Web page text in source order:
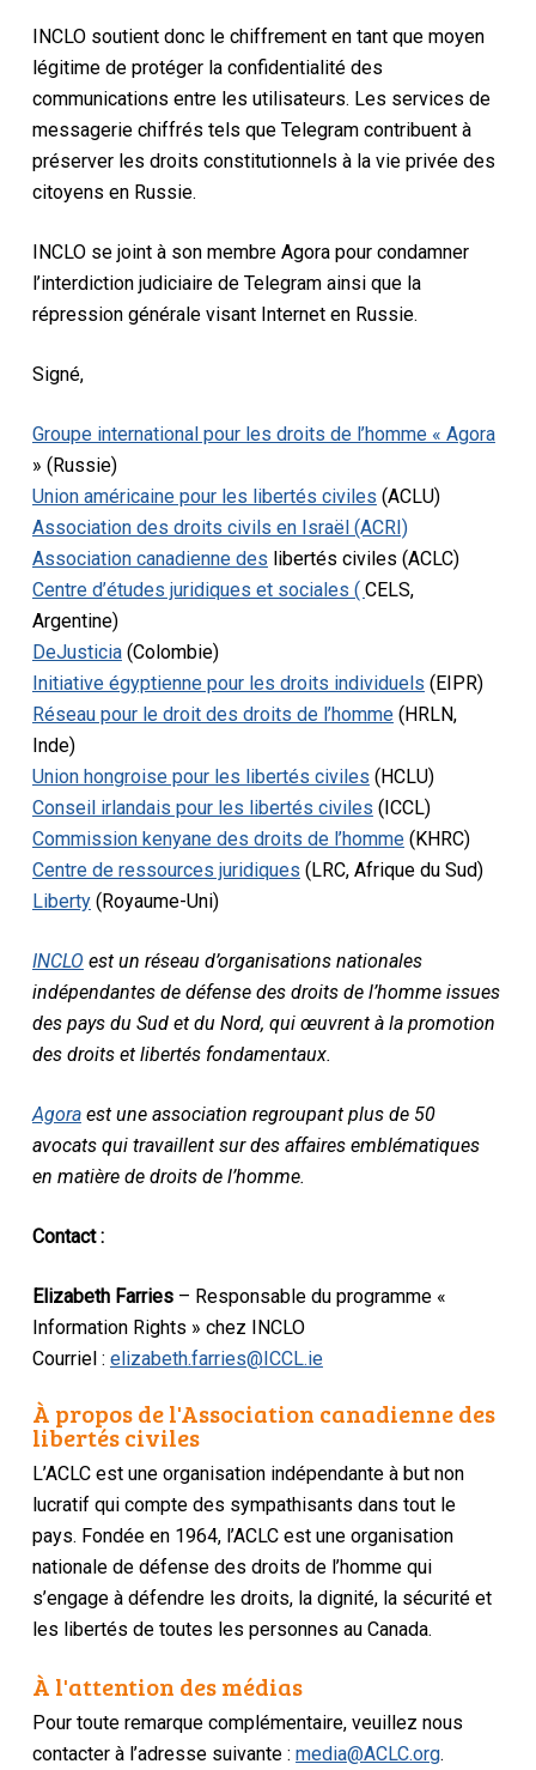
INCLO soutient donc le chiffrement en tant que moyen
légitime de protéger la confidentialité des
communications entre les utilisateurs. Les services de
messagerie chiffrés tels que Telegram contribuent à
préserver les droits constitutionnels à la vie privée des
citoyens en Russie.
INCLO se joint à son membre Agora pour condamner
l’interdiction judiciaire de Telegram ainsi que la
répression générale visant Internet en Russie.
Signé,
Groupe international pour les droits de l’homme « Agora
» (Russie)
Union américaine pour les libertés civiles (ACLU)
Association des droits civils en Israël (ACRI)
Association canadienne des libertés civiles (ACLC)
Centre d’études juridiques et sociales ( CELS,
Argentine)
DeJusticia(Colombie)
Initiative égyptienne pour les droits individuels (EIPR)
Réseau pour le droit des droits de l’homme(HRLN,
Inde)
Union hongroise pour les libertés civiles (HCLU)
Conseil irlandais pour les libertés civiles (ICCL)
Commission kenyane des droits de l’homme(KHRC)
Centre de ressources juridiques (LRC, Afrique du Sud)
Liberty(Royaume-Uni)
INCLO est un réseau d’organisations nationales
indépendantes de défense des droits de l’homme issues
des pays du Sud et du Nord, qui œuvrent à la promotion
des droits et libertés fondamentaux.
Agoraest une association regroupant plus de 50
avocats qui travaillent sur des affaires emblématiques
en matière de droits de l’homme.
Contact :
Elizabeth Farries– Responsable du programme «
Information Rights » chez INCLO
Courriel : elizabeth.farries@ICCL.ie
À propos de l'Association canadienne des
libertés civiles
L’ACLC est une organisation indépendante à but non
lucratif qui compte des sympathisants dans tout le
pays. Fondée en 1964, l’ACLC est une organisation
nationale de défense des droits de l’homme qui
s’engage à défendre les droits, la dignité, la sécurité et
les libertés de toutes les personnes au Canada.
À l'attention des médias
Pour toute remarque complémentaire, veuillez nous
contacter à l’adresse suivante :media@ACLC.org.